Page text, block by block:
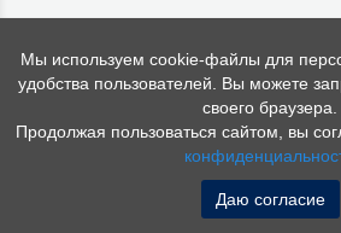
Мы используем cookie-файлы для
удобства пользователей. Вы можете
своего браузера.
Продолжая пользоваться сайтом, вы
Даю согласие